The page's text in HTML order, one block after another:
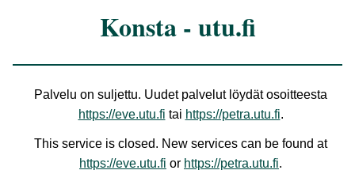
Konsta - utu.fi
Palvelu on suljettu. Uudet palvelut löydät osoitteesta
https://eve.utu.fi tai https://petra.utu.fi.
This service is closed. New services can be found at
https://eve.utu.fi or https://petra.utu.fi.